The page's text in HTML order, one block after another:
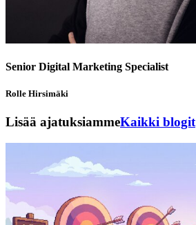
Senior Digital Marketing Specialist
Rolle Hirsimäki
Lisää ajatuksiammeKaikki blogit